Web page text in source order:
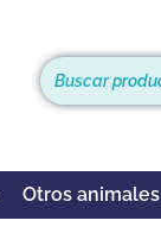
Otros animales